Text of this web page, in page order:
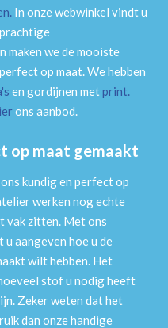
. In onze webwinkel vindt u
we de mooiste
op maat. We hebben
en gordijnen metprint.
ons aanbod.
op maat gemaakt
kundig en perfect op
werken nog echte
vak zitten. Met ons
aangeven hoe u de
wilt hebben. Het
stof u nodig heeft
Zeker weten dat het
dan onze handige